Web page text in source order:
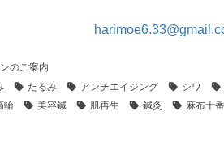
のご案内
たるみ アンチエイジング シワ
輪
美容鍼 肌再生 鍼灸 麻布十番